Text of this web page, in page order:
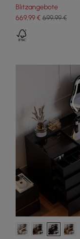
Blitzangebote
669,99€ 699,99 €